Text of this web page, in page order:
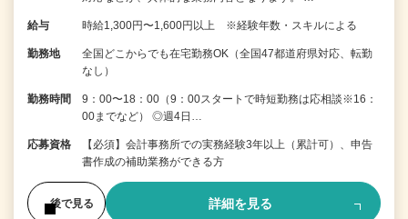
給与 時給1,300円〜1,600円以上 ※経験年数・スキルによる
勤務地
全国どこからでも在宅勤務OK（全国47都道府県対応、転勤
なし）
勤務時間
9：00〜18：00（9：00スタートで時短勤務は応相談※16：
00までなど） ◎週4日…
応募資格
【必須】会計事務所での実務経験3年以上（累計可）、申告
書作成の補助業務ができる方
後で見る 詳細を見る